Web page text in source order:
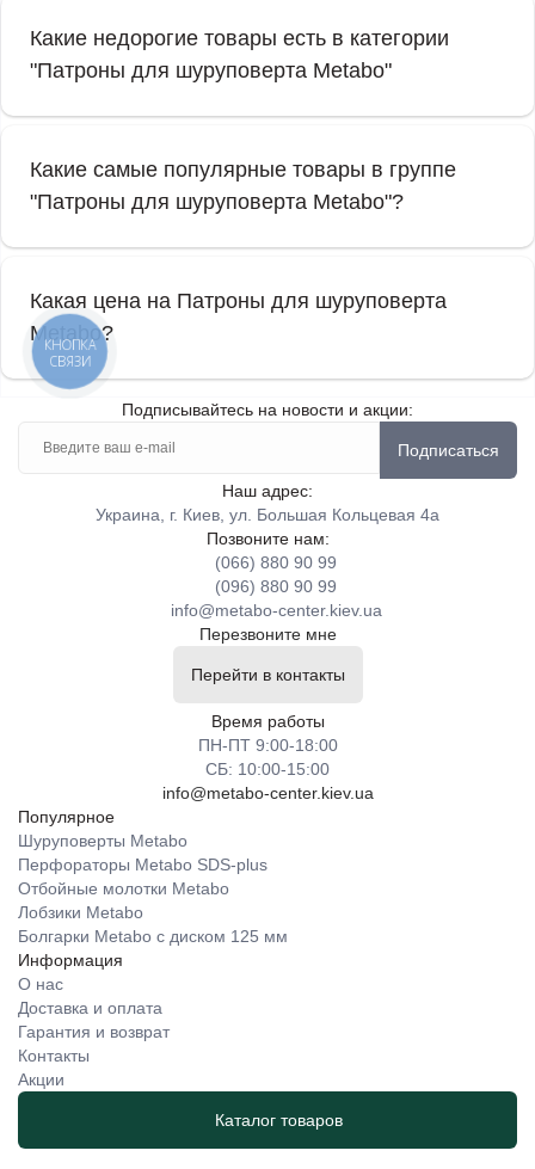
Какие недорогие товары есть в категории
"Патроны для шуруповерта Metabo"
Какие самые популярные товары в группе
"Патроны для шуруповерта Metabo"?
Какая цена на Патроны для шуруповерта
Metabo?
Подписывайтесь на новости и акции:
Подписаться
Наш адрес:
Украина, г. Киев, ул. Большая Кольцевая 4а
Позвоните нам:
(066) 880 90 99
(096) 880 90 99
info@metabo-center.kiev.ua
Перезвоните мне
Перейти в контакты
Время работы
ПН-ПТ 9:00-18:00
СБ: 10:00-15:00
info@metabo-center.kiev.ua
Популярное
Шуруповерты Metabo
Перфораторы Metabo SDS-plus
Отбойные молотки Metabo
Лобзики Metabo
Болгарки Metabo с диском 125 мм
Информация
О нас
Доставка и оплата
Гарантия и возврат
Контакты
Акции
Каталог товаров
КНОПКА
СВЯЗИ